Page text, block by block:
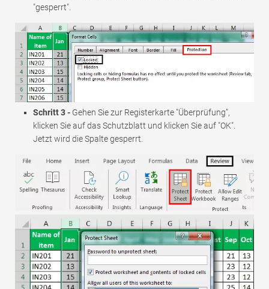
"gesperrt".
Schritt 3 - Gehen Sie zur Registerkarte "Überprüfung",
klicken Sie auf das Schutzblatt und klicken Sie auf "OK".
Jetzt wird die Spalte gesperrt.